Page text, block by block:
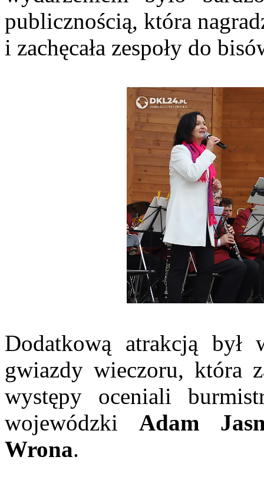
publicznością, która
i zachęcała zespoły do
Dodatkową atrakcją był
gwiazdy wieczoru, która
występy oceniali
wojewódzkiAdam
Wrona.